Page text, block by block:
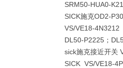
SRM50-HUA0-
SICK施克OD2-
VS/VE18-
DL50-P2225；
sick施克接近开关
SICK VS/VE18-